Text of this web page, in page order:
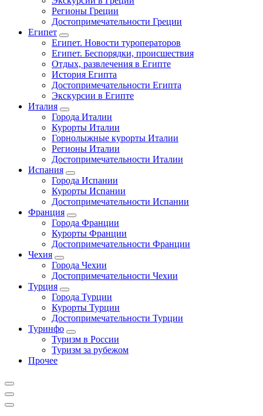
Регионы Греции
Достопримечательности Греции
Египет
Египет. Новости туроператоров
Египет. Беспорядки, происшествия
Отдых, развлечения в Египте
История Египта
Достопримечательности Египта
Экскурсии в Египте
Италия
Города Италии
Курорты Италии
Горнолыжные курорты Италии
Регионы Италии
Достопримечательности Италии
Испания
Города Испании
Курорты Испании
Достопримечательности Испании
Франция
Города Франции
Курорты Франции
Достопримечательности Франции
Чехия
Города Чехии
Достопримечательности Чехии
Турция
Города Турции
Курорты Турции
Достопримечательности Турции
Туринфо
Туризм в России
Туризм за рубежом
Прочее